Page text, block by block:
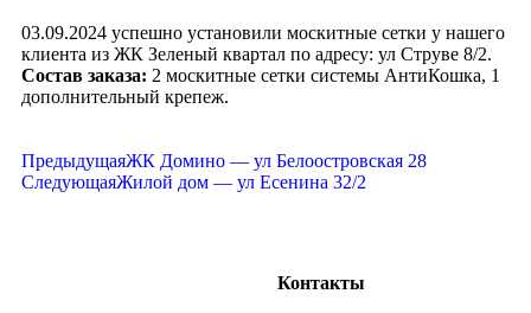
03.09.2024 успешно установили москитные сетки у нашего
клиента из ЖК Зеленый квартал по адресу: ул Струве 8/2.
Состав заказа: 2 москитные сетки системы АнтиКошка, 1
дополнительный крепеж.
ПредыдущаяЖК Домино — ул Белоостровская 28
СледующаяЖилой дом — ул Есенина 32/2
Контакты